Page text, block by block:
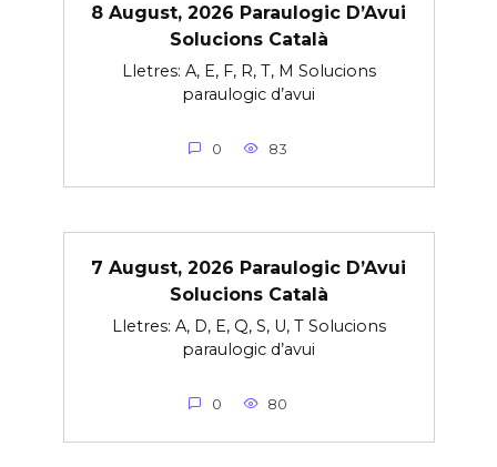
8 August, 2026 Paraulogic D’Avui
Solucions Català
Lletres: A, E, F, R, T, M Solucions
paraulogic d’avui
0 83
7 August, 2026 Paraulogic D’Avui
Solucions Català
Lletres: A, D, E, Q, S, U, T Solucions
paraulogic d’avui
0 80